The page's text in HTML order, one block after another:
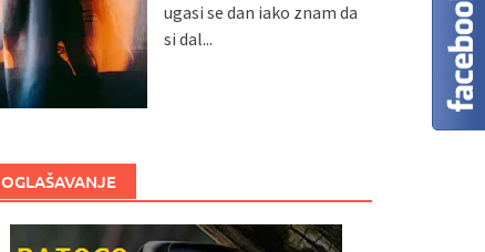
ugasi se dan iako znam da
si dal...
OGLAŠAVANJE